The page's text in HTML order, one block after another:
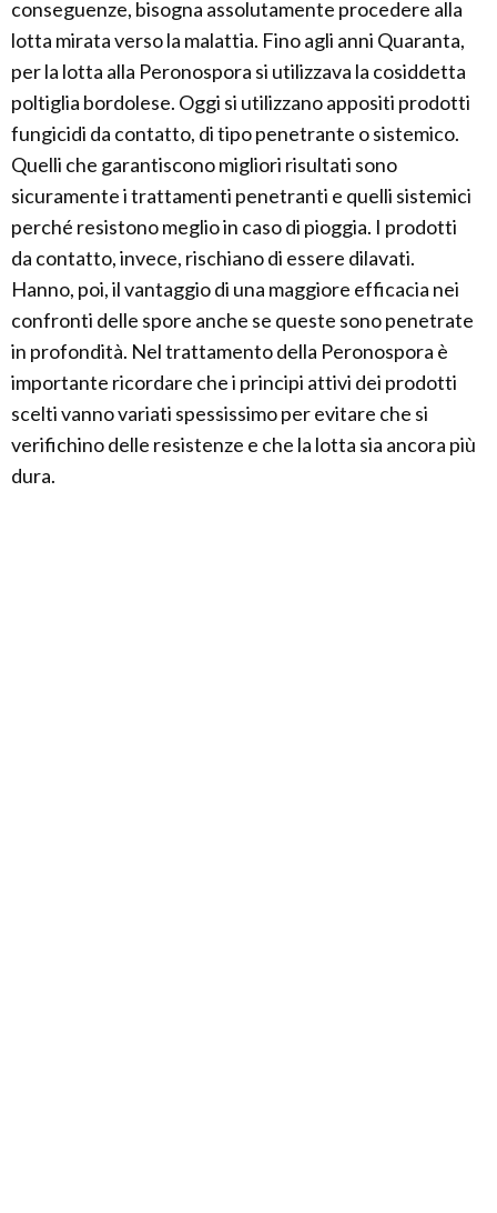
conseguenze, bisogna assolutamente procedere alla
lotta mirata verso la malattia. Fino agli anni Quaranta,
per la lotta alla Peronospora si utilizzava la cosiddetta
poltiglia bordolese. Oggi si utilizzano appositi prodotti
fungicidi da contatto, di tipo penetrante o sistemico.
Quelli che garantiscono migliori risultati sono
sicuramente i trattamenti penetranti e quelli sistemici
perché resistono meglio in caso di pioggia. I prodotti
da contatto, invece, rischiano di essere dilavati.
Hanno, poi, il vantaggio di una maggiore efficacia nei
confronti delle spore anche se queste sono penetrate
in profondità. Nel trattamento della Peronospora è
importante ricordare che i principi attivi dei prodotti
scelti vanno variati spessissimo per evitare che si
verifichino delle resistenze e che la lotta sia ancora più
dura.